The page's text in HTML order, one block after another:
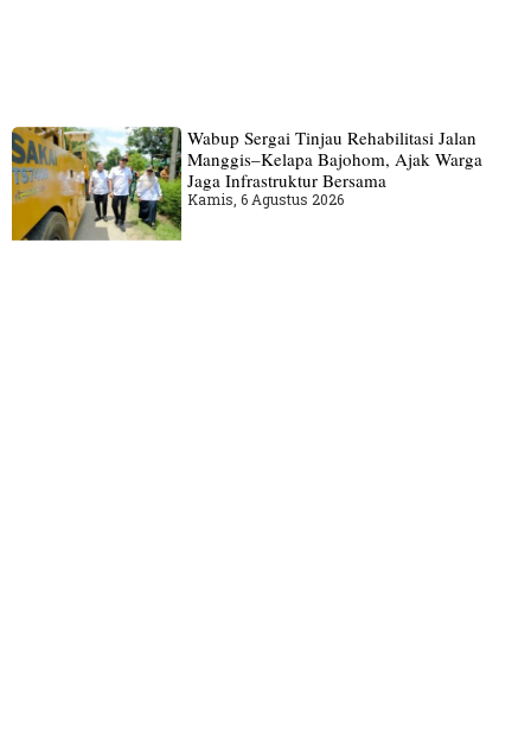
Wabup Sergai Tinjau Rehabilitasi Jalan
Manggis–Kelapa Bajohom, Ajak Warga
Jaga Infrastruktur Bersama
Kamis, 6 Agustus 2026